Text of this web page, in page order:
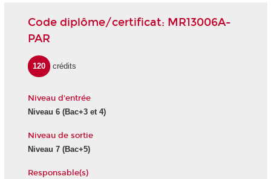
Code diplôme/certificat: MR13006A-
PAR
120 crédits
Niveau d'entrée
Niveau 6(Bac+3 et 4)
Niveau de sortie
Niveau 7(Bac+5)
Responsable(s)